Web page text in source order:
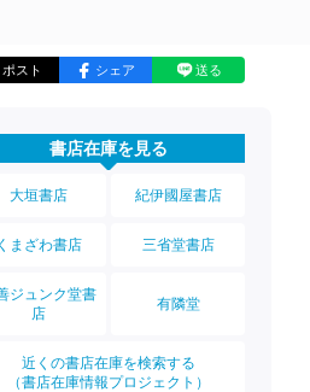
ポスト シェア 送る
書店在庫を見る
大垣書店 紀伊國屋書店
くまざわ書店 三省堂書店
ジュンク堂書
店
有隣堂
近くの書店在庫を検索する
（書店在庫情報プロジェクト）